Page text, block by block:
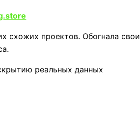
схожих проектов. Обогнала
реальных данных